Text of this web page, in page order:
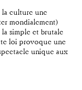
la culture une
mondialement)
simple et brutale
loi provoque une
unique aux